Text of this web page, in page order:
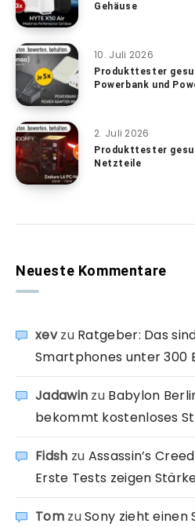
Gehäuse
10. Juli 2026
Produkttester
Powerbank und
2. Juli 2026
Produkttester
Netzteile
Neueste Kommentare
xevzu Ratgeber: Das
Smartphones unter 300
Jadawin zu Babylon
bekommt kostenloses
Fidsh zu Assassin’s
Erste Tests zeigen
TomzuSony zieht einen